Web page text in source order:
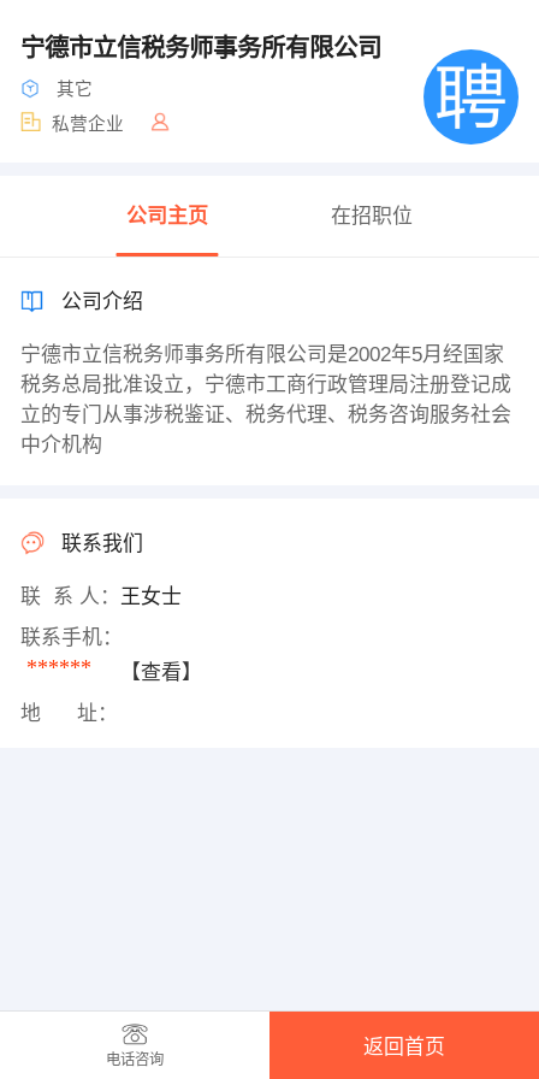
宁德市立信税务师事务所有限公司
其它
私营企业
公司主页 在招职位
公司介绍
宁德市立信税务师事务所有限公司是2002年5月经国家
税务总局批准设立，宁德市工商行政管理局注册登记成
立的专门从事涉税鉴证、税务代理、税务咨询服务社会
中介机构
联系我们
联 系 人： 王女士
联系手机：
******
【查看】
地 址：
电话咨询
返回首页